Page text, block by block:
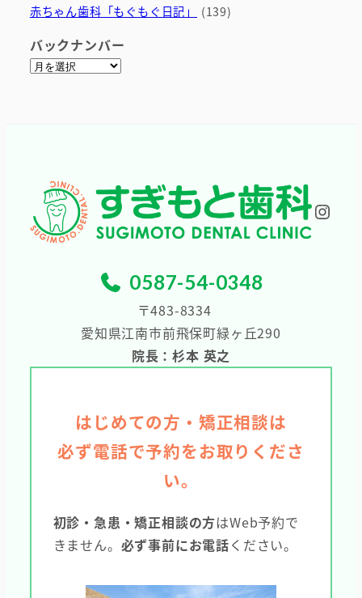
赤ちゃん歯科「もぐもぐ日記」
(139)
バックナンバー
ア
0587-54-0348
〒483-8334
愛知県江南市前飛保町緑ヶ丘290
院長：杉本 英之
はじめての方・矯正相談は
必ず電話で予約をお取りくださ
い。
初診・急患・矯正相談の方はWeb予約で
きません。 必ず事前にお電話ください。